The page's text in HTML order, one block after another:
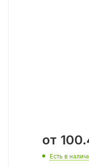
от
Есть в